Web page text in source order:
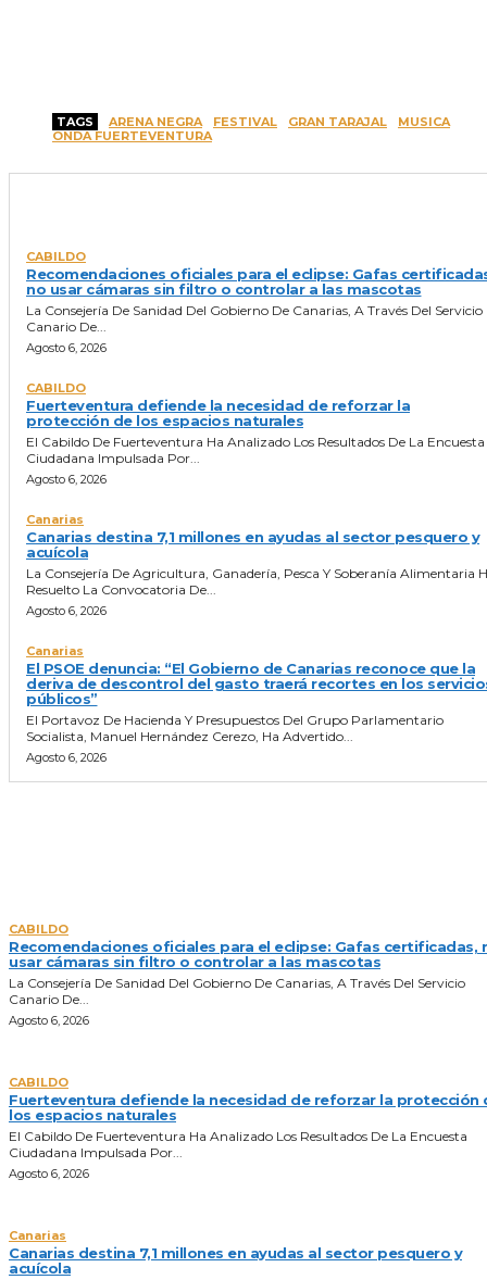
TAGS ARENA NEGRA FESTIVAL GRAN TARAJAL
MUSICA
ONDA FUERTEVENTURA
CABILDO
Recomendaciones oficiales para el eclipse: Gafas
no usar cámaras sin filtro o controlar a las mascotas
La Consejería De Sanidad Del Gobierno De Canarias, A Través Del Servicio
Canario De...
Agosto 6, 2026
CABILDO
Fuerteventura defiende la necesidad de reforzar la
protección de los espacios naturales
El Cabildo De Fuerteventura Ha Analizado Los Resultados De La Encuesta
Ciudadana Impulsada Por...
Agosto 6, 2026
Canarias
Canarias destina 7,1 millones en ayudas al sector pesquero y
acuícola
La Consejería De Agricultura, Ganadería, Pesca Y Soberanía Alimentaria
Resuelto La Convocatoria De...
Agosto 6, 2026
Canarias
El PSOE denuncia: “El Gobierno de Canarias reconoce que la
deriva de descontrol del gasto traerá recortes en los
públicos”
El Portavoz De Hacienda Y Presupuestos Del Grupo Parlamentario
Socialista, Manuel Hernández Cerezo, Ha Advertido...
Agosto 6, 2026
CABILDO
Recomendaciones oficiales para el eclipse: Gafas certificadas,
usar cámaras sin filtro o controlar a las mascotas
La Consejería De Sanidad Del Gobierno De Canarias, A Través Del Servicio
Canario De...
Agosto 6, 2026
CABILDO
Fuerteventura defiende la necesidad de reforzar la protección
los espacios naturales
El Cabildo De Fuerteventura Ha Analizado Los Resultados De La Encuesta
Ciudadana Impulsada Por...
Agosto 6, 2026
Canarias
Canarias destina 7,1 millones en ayudas al sector pesquero y
acuícola